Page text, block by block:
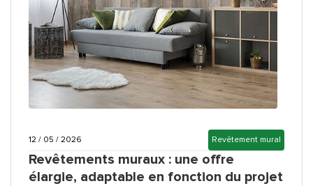
12 / 05 / 2026 Revêtement mural
Revêtements muraux : une offre
élargie, adaptable en fonction du projet